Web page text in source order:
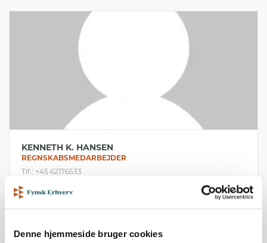
Denne hjemmeside bruger cookies
KENNETH K. HANSEN
REGNSKABSMEDARBEJDER
Tlf.: +45 62176533